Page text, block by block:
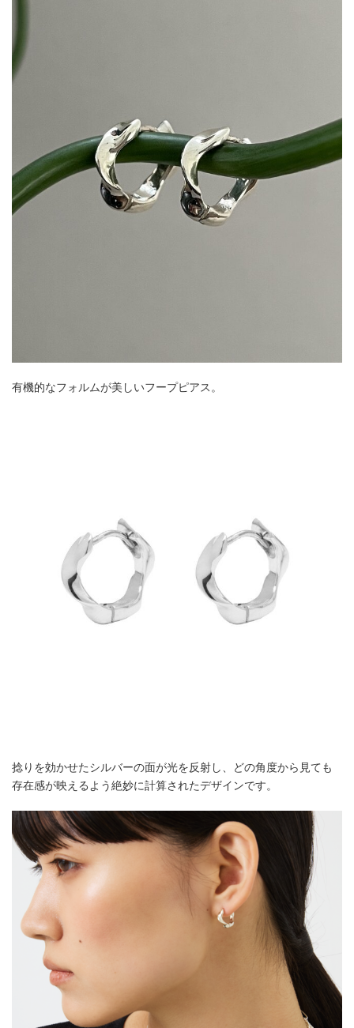
有機的なフォルムが美しいフープピアス。
捻りを効かせたシルバーの面が光を反射し、どの角度から見ても
存在感が映えるよう絶妙に計算されたデザインです。